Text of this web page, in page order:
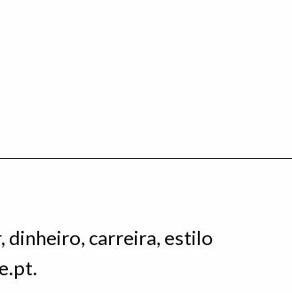
dinheiro, carreira, estilo